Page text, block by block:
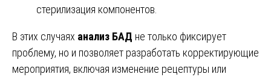
стерилизация компонентов.
В этих случаях анализ БАД не только фиксирует
проблему, но и позволяет разработать корректирующие
мероприятия, включая изменение рецептуры или